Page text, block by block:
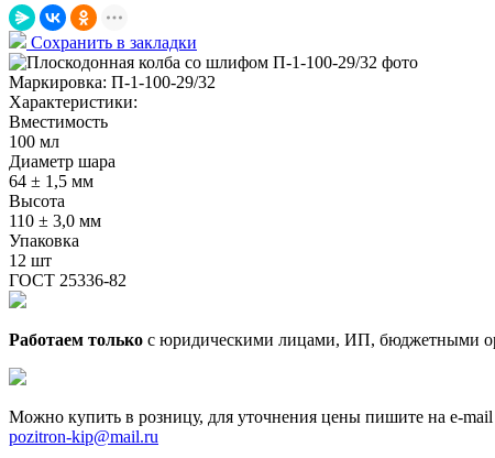
Сохранить в закладки
Маркировка: П-1-100-29/32
Характеристики:
Вместимость
100 мл
Диаметр шара
64 ± 1,5 мм
Высота
110 ± 3,0 мм
Упаковка
12 шт
ГОСТ 25336-82
Работаем только с юридическими лицами, ИП, бюджетными
Можно купить в розницу, для уточнения цены пишите на e-mail
pozitron-kip@mail.ru